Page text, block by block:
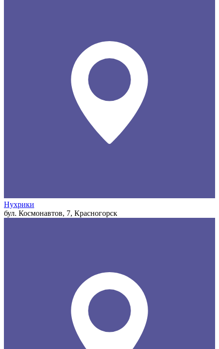
Нухрики
бул. Космонавтов, 7, Красногорск